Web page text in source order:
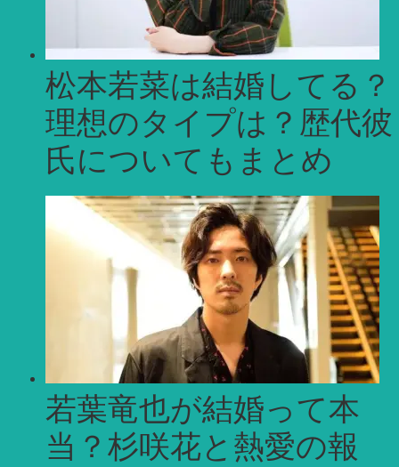
松本若菜は結婚してる？
理想のタイプは？歴代彼
氏についてもまとめ
若葉竜也が結婚って本
当？杉咲花と熱愛の報